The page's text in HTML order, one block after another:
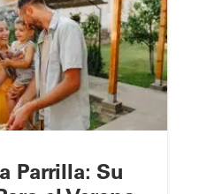
Parrilla: Su